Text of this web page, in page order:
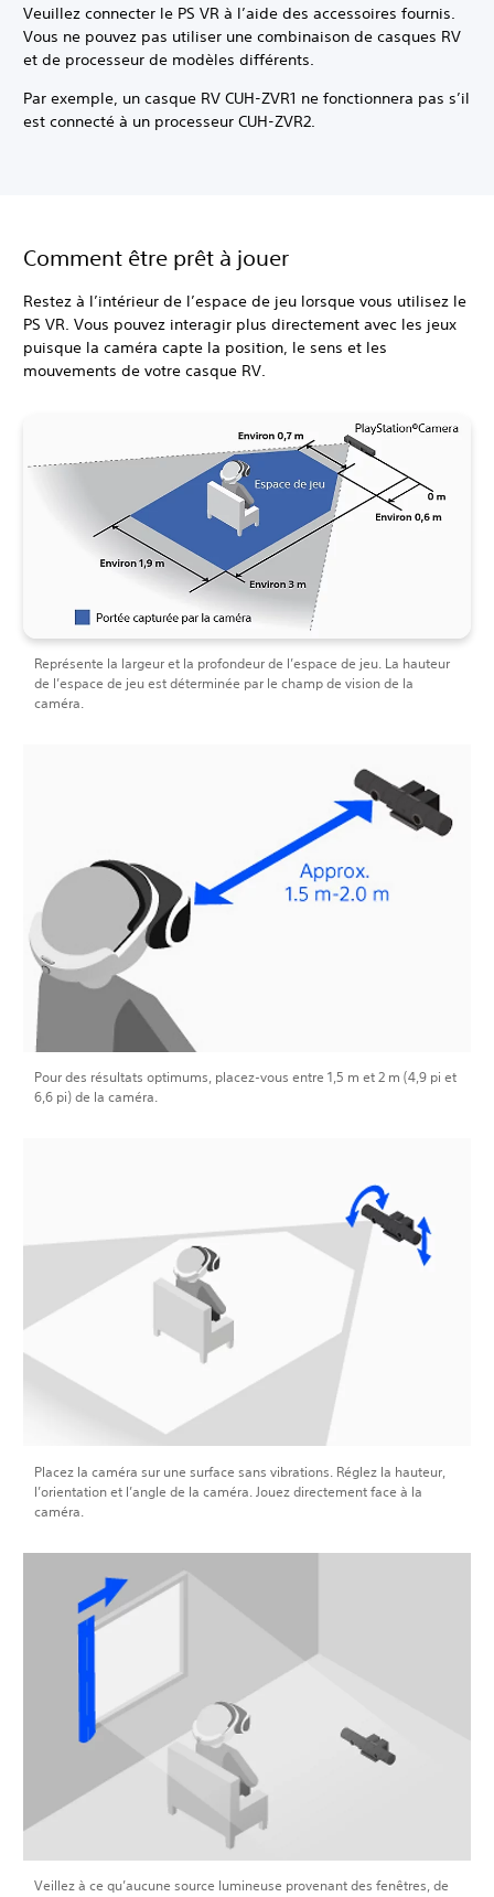
Veuillez connecter le PS VR à l’aide des accessoires fournis.
Vous ne pouvez pas utiliser une combinaison de casques RV
et de processeur de modèles différents.
Par exemple, un casque RV CUH-ZVR1 ne fonctionnera pas s’il
est connecté à un processeur CUH-ZVR2.
Comment être prêt à jouer
Restez à l’intérieur de l’espace de jeu lorsque vous utilisez le
PS VR. Vous pouvez interagir plus directement avec les jeux
puisque la caméra capte la position, le sens et les
mouvements de votre casque RV.
Représente la largeur et la profondeur de l’espace de jeu. La hauteur
de l’espace de jeu est déterminée par le champ de vision de la
caméra.
Pour des résultats optimums, placez-vous entre 1,5 m et 2 m (4,9 pi et
6,6 pi) de la caméra.
Placez la caméra sur une surface sans vibrations. Réglez la hauteur,
l’orientation et l’angle de la caméra. Jouez directement face à la
caméra.
Veillez à ce qu’aucune source lumineuse provenant des fenêtres, de